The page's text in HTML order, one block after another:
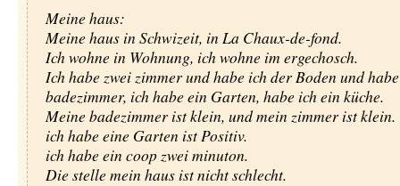
Meine haus:
Meine haus in Schwizeit, in La Chaux-de-fond.
Ich wohne in Wohnung, ich wohne im ergechosch.
Ich habe zwei zimmer und habe ich der Boden und
badezimmer, ich habe ein Garten, habe ich ein küche.
Meine badezimmer ist klein, und mein zimmer ist klein.
ich habe eine Garten ist Positiv.
ich habe ein coop zwei minuton.
Die stelle mein haus ist nicht schlecht.